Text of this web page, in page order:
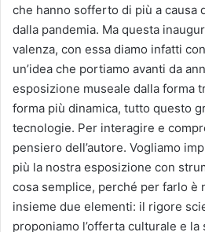
che hanno sofferto di più a causa
dalla pandemia. Ma questa
valenza, con essa diamo infatti
un’idea che portiamo avanti da
esposizione museale dalla forma
forma più dinamica, tutto questo
tecnologie. Per interagire e
pensiero dell’autore. Vogliamo
più la nostra esposizione con
cosa semplice, perché per farlo è
insieme due elementi: il rigore
proponiamo l’offerta culturale e